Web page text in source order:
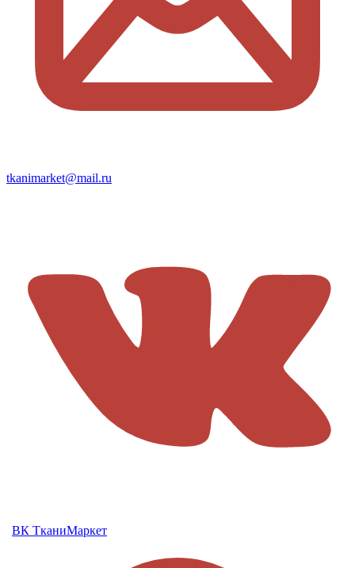
tkanimarket@mail.ru
ВК ТканиМаркет